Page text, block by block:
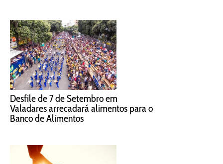
Desfile de 7 de Setembro em
Valadares arrecadará alimentos para o
Banco de Alimentos